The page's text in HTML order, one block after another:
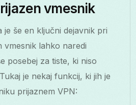
vmesnik
je še en ključni dejavnik pri
vmesnik lahko naredi
posebej za tiste, ki niso
je nekaj funkcij, ki jih je
prijaznem VPN: